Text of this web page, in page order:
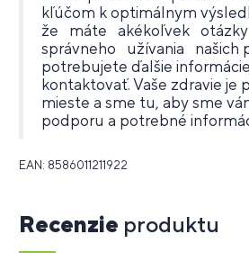
kľúčom k optimálnym
že máte akékoľvek
správneho užívania našich
potrebujete ďalšie
kontaktovať. Vaše zdravie je
mieste a sme tu, aby sme
podporu a potrebné
EAN: 8586011211922
Recenzie produktu